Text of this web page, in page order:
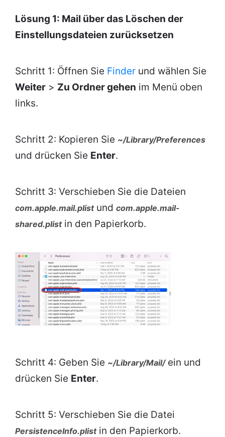
Lösung 1: Mail über das Löschen der
Einstellungsdateien zurücksetzen
Schritt 1: Öffnen Sie Finder und wählen Sie
Weiter > Zu Ordner gehen im Menü oben
links.
Schritt 2: Kopieren Sie ~/Library/Preferences
und drücken Sie Enter.
Schritt 3: Verschieben Sie die Dateien
com.apple.mail.plistund com.apple.mail-
shared.plistin den Papierkorb.
Schritt 4: Geben Sie ~/Library/Mail/ein und
drücken Sie Enter.
Schritt 5: Verschieben Sie die Datei
PersistenceInfo.plistin den Papierkorb.